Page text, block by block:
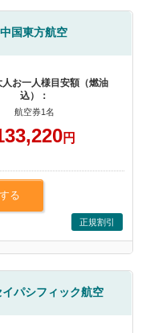
中国東方航空
人お一人様目安額（燃油
込）：
航空券1名
円
る
正規割引
イパシフィック航空